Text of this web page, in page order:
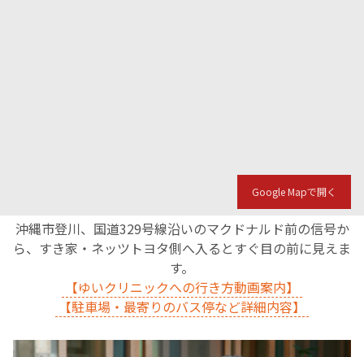
Google Mapで開く
沖縄市登川、国道329号線沿いのマクドナルド前の信号か
ら、すき家・ネッツトヨタ側へ入るとすぐ目の前に見えま
す。
【ゆいクリニックへの行き方動画案内】
【駐車場・最寄りのバス停など詳細内容】